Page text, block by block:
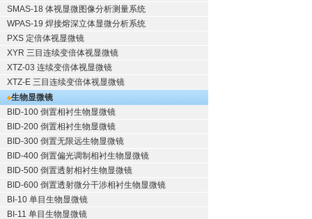
SMAS-18 体视显微图像分析测量系统
WPAS-19 焊接熔深立体显微分析系统
PXS 定倍体视显微镜
XYR 三目连续变倍体视显微镜
XTZ-03 连续变倍体视显微镜
XTZ-E 三目连续变倍体视显微镜
生物显微镜
BID-100 倒置相衬生物显微镜
BID-200 倒置相衬生物显微镜
BID-300 倒置无限远生物显微镜
BID-400 倒置偏光调制相衬生物显微镜
BID-500 倒置透射相衬生物显微镜
BID-600 倒置透射微分干涉相衬生物显微镜
BI-10 单目生物显微镜
BI-11 单目生物显微镜